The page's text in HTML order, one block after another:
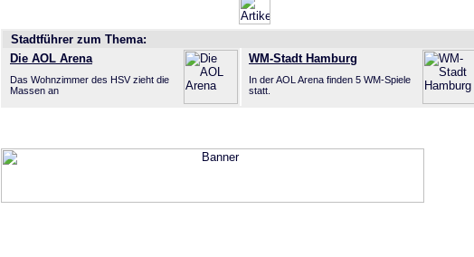
Stadtführer zum Thema:
Die AOL Arena
Das Wohnzimmer des HSV zieht die
Massen an
WM-Stadt Hamburg
In der AOL Arena finden 5 WM-Spiele
statt.